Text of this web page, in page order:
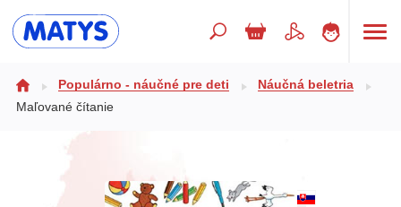
Doplnkový sortiment
Populárno - náučné pre deti
Náučná beletria
Maľované čítanie